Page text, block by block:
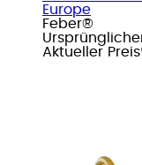
Europe
Feber®
Aktueller Preis